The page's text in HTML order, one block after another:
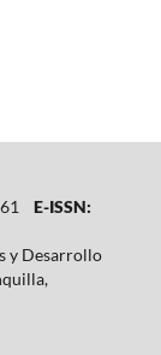
E-ISSN:
y Desarrollo